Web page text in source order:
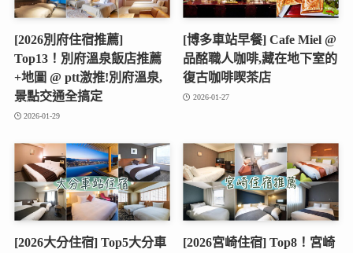
[2026別府住宿推薦]
Top13！別府溫泉飯店推薦
+地圖 @ ptt激推!別府溫泉,
景點交通全搞定
2026-01-29
[博多車站早餐] Cafe Miel @
品酩職人咖啡,藏在地下室的
復古咖啡喫茶店
2026-01-27
[2026大分住宿] Top5大分車
[2026宮崎住宿] Top8！宮崎